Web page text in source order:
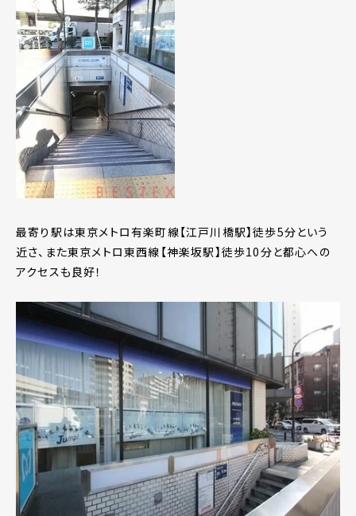
最寄り駅は東京メトロ有楽町線【江戸川橋駅】徒歩5分という
近さ、また東京メトロ東西線【神楽坂駅】徒歩10分と都心への
アクセスも良好！